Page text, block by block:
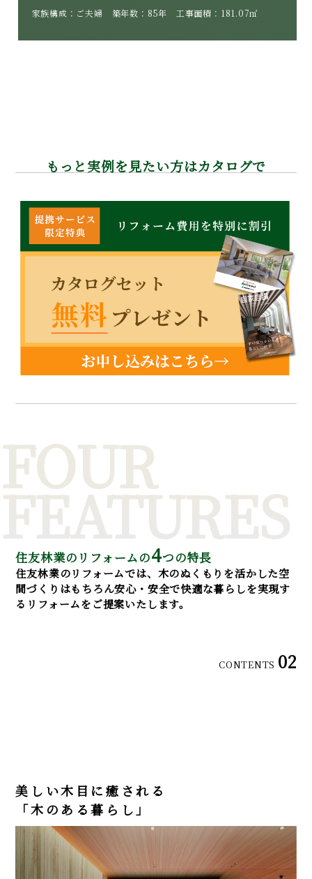
家族構成：ご夫婦 築年数：85年 工事面積：181.07㎡
もっと実例を見たい方はカタログで
FOUR
FEATURES
住友林業のリフォームの4つの特長
住友林業のリフォームでは、木のぬくもりを活かした空
間づくりはもちろん安心・安全で快適な暮らしを実現す
るリフォームをご提案いたします。
CONTENTS 02
美しい木目に癒される
「木のある暮らし」